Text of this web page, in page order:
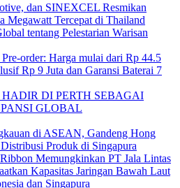
dan SINEXCEL Resmikan
Megawatt Tercepat di Thailand
tentang Pelestarian Warisan
order: Harga mulai dari Rp 44.5
Rp 9 Juta dan Garansi Baterai 7
HADIR DI PERTH SEBAGAI
GLOBAL
di ASEAN, Gandeng Hong
Produk di Singapura
Memungkinkan PT Jala Lintas
Kapasitas Jaringan Bawah Laut
dan Singapura